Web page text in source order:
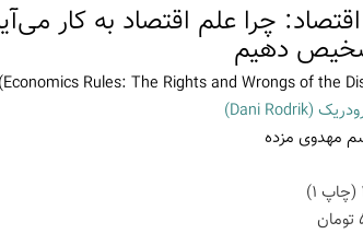
چرا علم اقتصاد به کار
دهیم
(Dani Rodrik)
مهدوی مزده
(چاپ 1
)
تومان